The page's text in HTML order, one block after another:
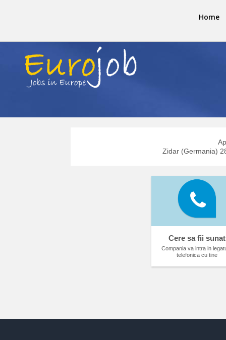
Home
Zidar (Germania)
Cere sa fii sunat
Compania va intra in
telefonica cu tine